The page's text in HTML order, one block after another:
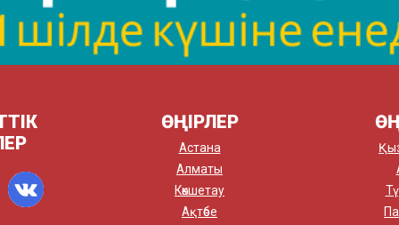
ӨҢІРЛЕР
Астана
Алматы
Көкшетау
Ақтөбе